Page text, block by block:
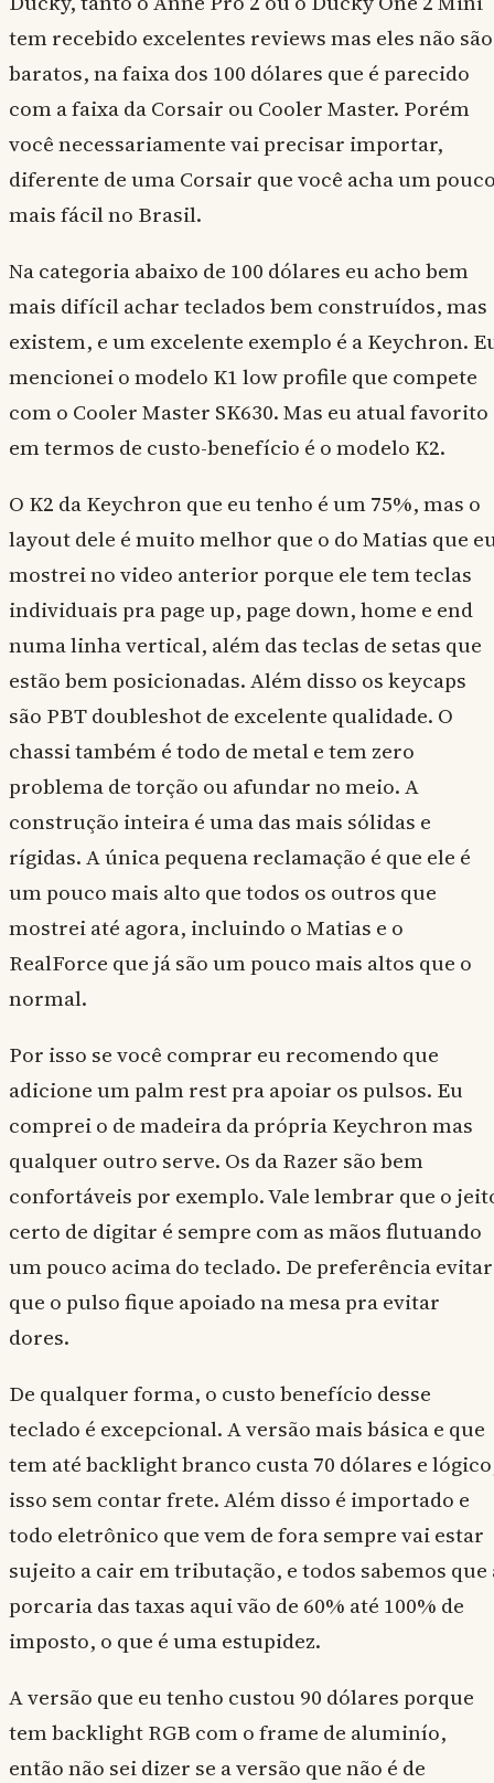
tem recebido excelentes reviews mas eles não são
baratos, na faixa dos 100 dólares que é parecido
com a faixa da Corsair ou Cooler Master. Porém
você necessariamente vai precisar importar,
diferente de uma Corsair que você acha um
mais fácil no Brasil.
Na categoria abaixo de 100 dólares eu acho bem
mais difícil achar teclados bem construídos, mas
existem, e um excelente exemplo é a Keychron.
mencionei o modelo K1 low profile que compete
com o Cooler Master SK630. Mas eu atual favorito
em termos de custo-benefício é o modelo K2.
O K2 da Keychron que eu tenho é um 75%, mas o
layout dele é muito melhor que o do Matias que
mostrei no video anterior porque ele tem teclas
individuais pra page up, page down, home e end
numa linha vertical, além das teclas de setas que
estão bem posicionadas. Além disso os keycaps
são PBT doubleshot de excelente qualidade. O
chassi também é todo de metal e tem zero
problema de torção ou afundar no meio. A
construção inteira é uma das mais sólidas e
rígidas. A única pequena reclamação é que ele é
um pouco mais alto que todos os outros que
mostrei até agora, incluindo o Matias e o
RealForce que já são um pouco mais altos que o
normal.
Por isso se você comprar eu recomendo que
adicione um palm rest pra apoiar os pulsos. Eu
comprei o de madeira da própria Keychron mas
qualquer outro serve. Os da Razer são bem
confortáveis por exemplo. Vale lembrar que o
certo de digitar é sempre com as mãos flutuando
um pouco acima do teclado. De preferência evitar
que o pulso fique apoiado na mesa pra evitar
dores.
De qualquer forma, o custo benefício desse
teclado é excepcional. A versão mais básica e que
tem até backlight branco custa 70 dólares e
isso sem contar frete. Além disso é importado e
todo eletrônico que vem de fora sempre vai estar
sujeito a cair em tributação, e todos sabemos que
porcaria das taxas aqui vão de 60% até 100% de
imposto, o que é uma estupidez.
A versão que eu tenho custou 90 dólares porque
tem backlight RGB com o frame de aluminío,
então não sei dizer se a versão que não é de